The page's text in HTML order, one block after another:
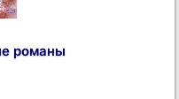
романы